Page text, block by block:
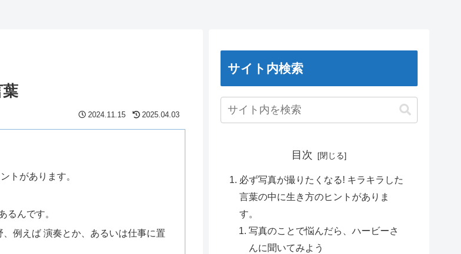
2024.11.15 2025.04.03
トがあります。
るんです。
例えば 演奏とか、あるいは仕事に置
サイト内検索
目次
必ず写真が撮りたくなる! キラキラした
言葉の中に生き方のヒントがありま
す。
写真のことで悩んだら、ハービーさ
んに聞いてみよう